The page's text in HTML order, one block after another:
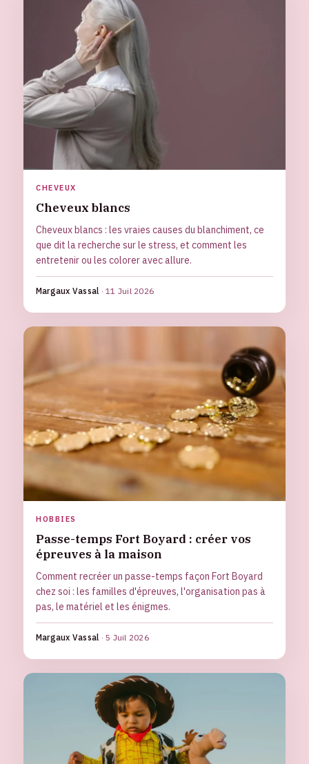
CHEVEUX
Cheveux blancs
Cheveux blancs : les vraies causes du blanchiment, ce
que dit la recherche sur le stress, et comment les
entretenir ou les colorer avec allure.
Margaux Vassal ·11 Juil 2026
HOBBIES
Passe-temps Fort Boyard : créer vos
épreuves à la maison
Comment recréer un passe-temps façon Fort Boyard
chez soi : les familles d'épreuves, l'organisation pas à
pas, le matériel et les énigmes.
Margaux Vassal ·5 Juil 2026